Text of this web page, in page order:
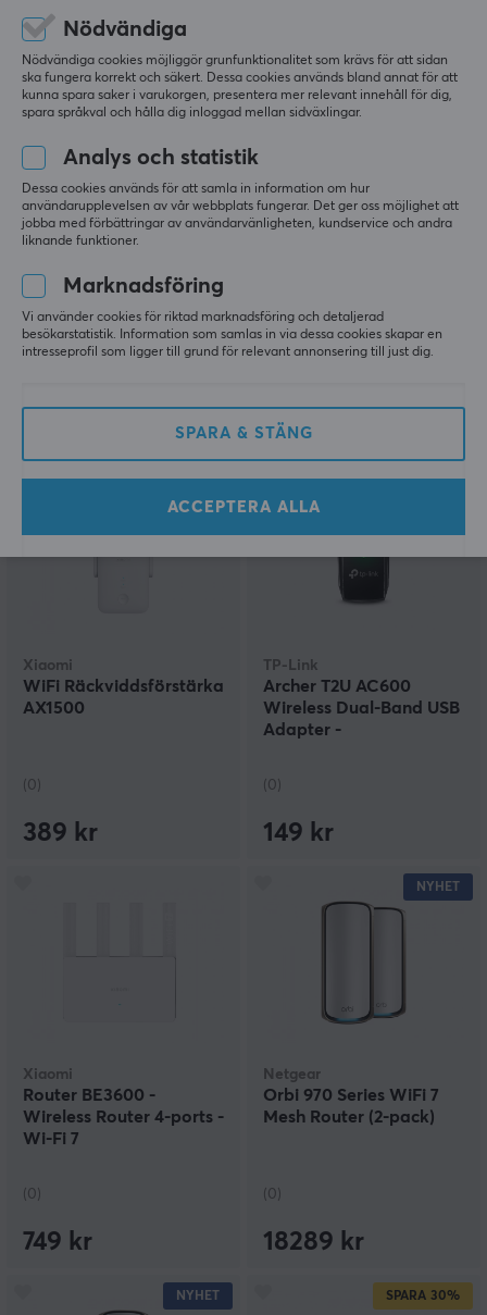
599 kr
SPARA 17%
Nätverksswitch 8-portar
100/1000 Mbps V12
299 kr
Xiaomi
WiFi Räckviddsförstärka
AX1500
(0)
389 kr
TP-Link
Archer T2U AC600
Wireless Dual-Band USB
Adapter -
(0)
149 kr
Xiaomi
Router BE3600 -
Wireless Router 4-ports -
Wi-Fi 7
(0)
749 kr
NYHET
Netgear
Orbi 970 Series WiFi 7
Mesh Router (2-pack)
(0)
18289 kr
NYHET SPARA 30%
Nödvändiga
Nödvändiga cookies möjliggör grunfunktionalitet som krävs för att sidan
ska fungera korrekt och säkert. Dessa cookies används bland annat för att
kunna spara saker i varukorgen, presentera mer relevant innehåll för dig,
spara språkval och hålla dig inloggad mellan sidväxlingar.
Analys och statistik
Dessa cookies används för att samla in information om hur
användarupplevelsen av vår webbplats fungerar. Det ger oss möjlighet att
jobba med förbättringar av användarvänligheten, kundservice och andra
liknande funktioner.
Marknadsföring
Vi använder cookies för riktad marknadsföring och detaljerad
besökarstatistik. Information som samlas in via dessa cookies skapar en
intresseprofil som ligger till grund för relevant annonsering till just dig.
SPARA & STÄNG
ACCEPTERA ALLA